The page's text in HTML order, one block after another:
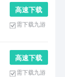
高 速 下 载
需下载九游
高 速 下 载
需下载九游